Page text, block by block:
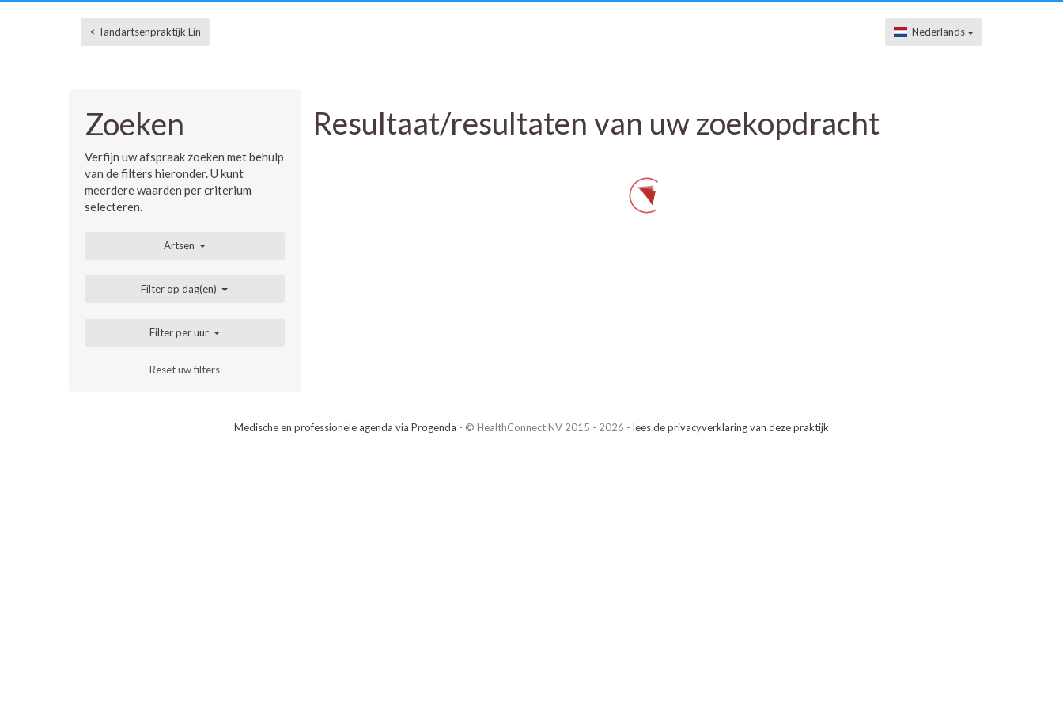
< Tandartsenpraktijk Lin Nederlands
Zoeken
Verfijn uw afspraak zoeken met behulp
van de filters hieronder. U kunt
meerdere waarden per criterium
selecteren.
Artsen
Filter op dag(en)
Filter per uur
Reset uw filters
Resultaat/resultaten van uw zoekopdracht
Medische en professionele agenda via Progenda - © HealthConnect NV 2015 - 2026 - lees de privacyverklaring van deze praktijk